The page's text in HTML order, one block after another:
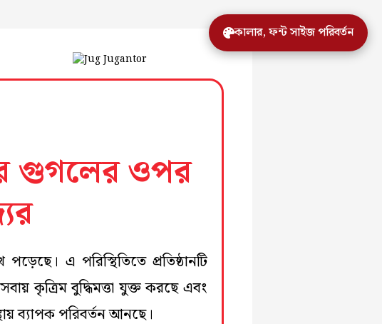
কালার, ফন্ট সাইজ পরিবর্তন
গুগলের ওপর
পড়েছে। এ পরিস্থিতিতে প্রতিষ্ঠানটি
কৃত্রিম বুদ্ধিমত্তা যুক্ত করছে এবং
ব্যাপক পরিবর্তন আনছে।